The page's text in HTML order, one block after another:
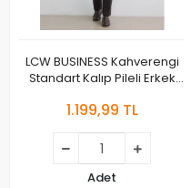
LCW BUSINESS Kahverengi
Standart Kalıp Pileli Erkek
1.199,99 TL
Adet